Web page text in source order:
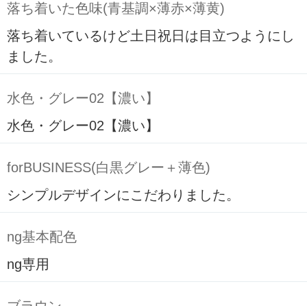
落ち着いた色味(青基調×薄赤×薄黄)
落ち着いているけど土日祝日は目立つようにし
ました。
水色・グレー02【濃い】
水色・グレー02【濃い】
forBUSINESS(白黒グレー＋薄色)
シンプルデザインにこだわりました。
ng基本配色
ng専用